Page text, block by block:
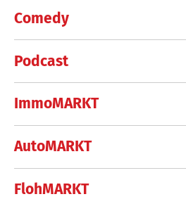
Comedy
Podcast
ImmoMARKT
AutoMARKT
FlohMARKT